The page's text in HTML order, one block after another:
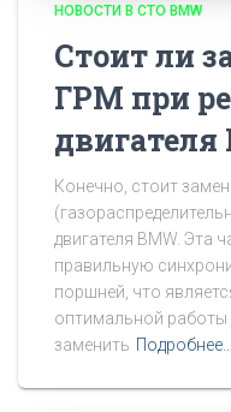
НОВОСТИ В СТО BMW
Стоит ли
ГРМ при
двигателя
Конечно, стоит
двигателя BMW. Эта
правильную
поршней, что
оптимальной работы
заменить Подробнее…